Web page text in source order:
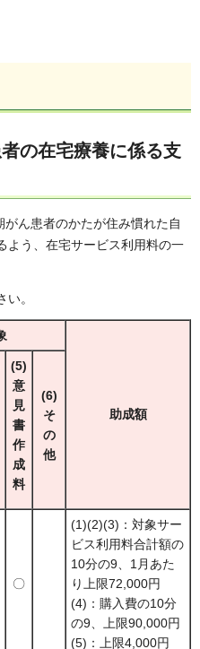
の在宅療養に係る支
ん患者のかたが住み慣れた自
よう、在宅サービス利用料の一
。
助成額
(5)
意
見
書
作
成
料
(6)
そ
の
他
〇
(1)(2)(3)：対象サー
ビス利用料合計額の
10分の9、1月あた
り上限72,000円
(4)：購入費の10分
の9、上限90,000円
(5)：上限4,000円